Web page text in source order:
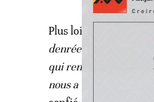
Plus loin, c’est une
denrées alimentaires
qui rentre avec un
nous a vraiment tués